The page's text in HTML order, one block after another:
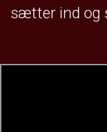
sætter ind og